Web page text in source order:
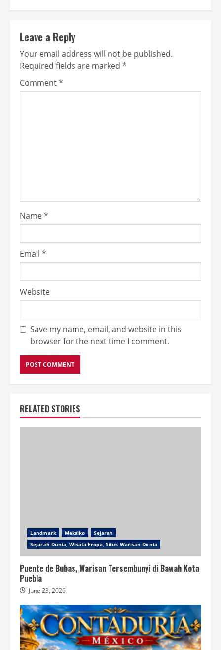
Leave a Reply
Your email address will not be published.
Required fields are marked *
Comment*
Name*
Email *
Website
Save my name, email, and website in this
browser for the next time I comment.
RELATED STORIES
Landmark Meksiko
Sejarah
Sejarah Dunia, Wisata Eropa, Situs Warisan Dunia
Puente de Bubas, Warisan Tersembunyi di Bawah Kota
Puebla
June 23, 2026